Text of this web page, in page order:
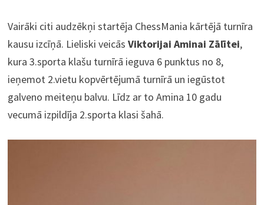
Vairāki citi audzēkņi startēja ChessMania kārtējā turnīra
kausu izcīņā. Lieliski veicāsViktorijai Aminai Zālītei,
kura 3.sporta klašu turnīrā ieguva 6 punktus no 8,
ieņemot 2.vietu kopvērtējumā turnīrā un iegūstot
galveno meiteņu balvu. Līdz ar to Amina 10 gadu
vecumā izpildīja 2.sporta klasi šahā.